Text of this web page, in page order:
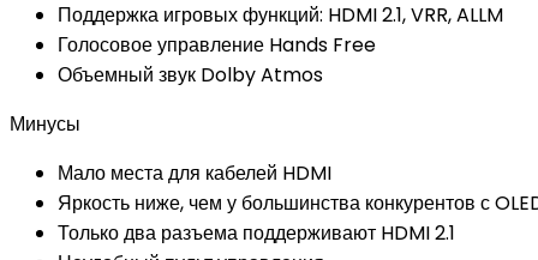
Поддержка игровых функций: HDMI 2.1, VRR, ALLM
Голосовое управление Hands Free
Объемный звук Dolby Atmos
Минусы
Мало места для кабелей HDMI
Яркость ниже, чем у большинства конкурентов с
Только два разъема поддерживают HDMI 2.1